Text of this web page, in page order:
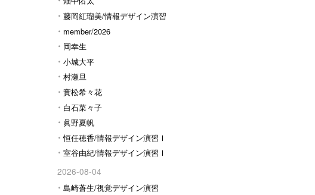
藤岡紅瑠美/情報デザイン演習
Ⅰ member/2026
岡幸生
小城大平
村瀬旦
實松希々花
白石菜々子
眞野夏帆
恒任穂香/情報デザイン演習Ⅰ
室谷由紀/情報デザイン演習Ⅰ
2026-08-04
島崎蒼生/視覚デザイン演習